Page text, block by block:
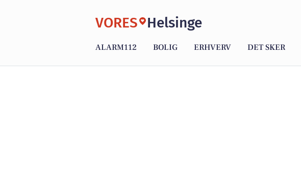
VORES Helsinge
ALARM112 BOLIG ERHVERV DET SKER